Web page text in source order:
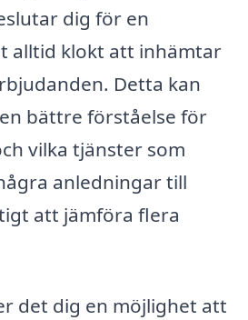
dig för en
alltid klokt att inhämtar
Detta kan
bättre förståelse för
vilka tjänster som
anledningar till
att jämföra flera
det dig en möjlighet att